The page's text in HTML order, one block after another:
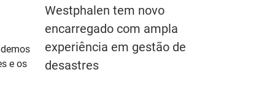
e os
Westphalen tem novo
encarregado com ampla
experiência em gestão de
desastres